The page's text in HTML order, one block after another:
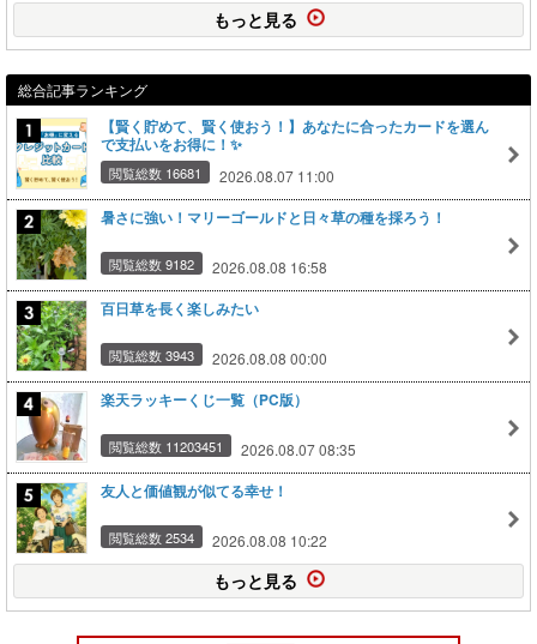
もっと見る
総合記事ランキング
【賢く貯めて、賢く使おう！】あなたに合ったカードを選ん
で支払いをお得に！✨
閲覧総数 16681 2026.08.07 11:00
暑さに強い！マリーゴールドと日々草の種を採ろう！
閲覧総数 9182 2026.08.08 16:58
百日草を長く楽しみたい
閲覧総数 3943 2026.08.08 00:00
楽天ラッキーくじ一覧（PC版）
閲覧総数 11203451 2026.08.07 08:35
友人と価値観が似てる幸せ！
閲覧総数 2534 2026.08.08 10:22
もっと見る